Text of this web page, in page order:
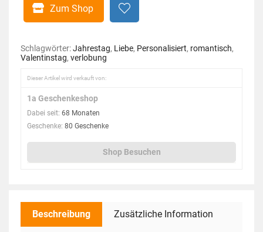
Zum Shop
Schlagwörter:Jahrestag, Liebe, Personalisiert, romantisch,
Valentinstag, verlobung
Dieser Artikel wird verkauft von:
1a Geschenkeshop
Dabei seit: 68 Monaten
Geschenke: 80 Geschenke
Shop Besuchen
Beschreibung Zusätzliche Information